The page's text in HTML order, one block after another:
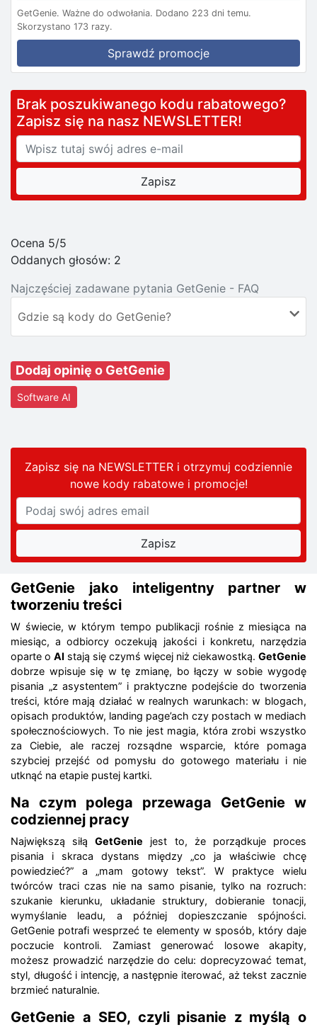
GetGenie. Ważne do odwołania. Dodano 223 dni temu.
Skorzystano 173 razy.
Sprawdź promocje
Brak poszukiwanego kodu rabatowego?
Zapisz się na nasz NEWSLETTER!
Ocena 5/5
Oddanych głosów: 2
Najczęściej zadawane pytania GetGenie - FAQ
Gdzie są kody do GetGenie?
Dodaj opinię o GetGenie
Software AI
Zapisz się na NEWSLETTER i otrzymuj codziennie
nowe kody rabatowei promocje!
GetGenie jako inteligentny partner w
tworzeniu treści
W świecie, w którym tempo publikacji rośnie z miesiąca na
miesiąc, a odbiorcy oczekują jakości i konkretu, narzędzia
oparte o AI stają się czymś więcej niż ciekawostką. GetGenie
dobrze wpisuje się w tę zmianę, bo łączy w sobie wygodę
pisania „z asystentem” i praktyczne podejście do tworzenia
treści, które mają działać w realnych warunkach: w blogach,
opisach produktów, landing page’ach czy postach w mediach
społecznościowych. To nie jest magia, która zrobi wszystko
za Ciebie, ale raczej rozsądne wsparcie, które pomaga
szybciej przejść od pomysłu do gotowego materiału i nie
utknąć na etapie pustej kartki.
Na czym polega przewaga GetGenie w
codziennej pracy
Największą siłąGetGenie jest to, że porządkuje proces
pisania i skraca dystans między „co ja właściwie chcę
powiedzieć?” a „mam gotowy tekst”. W praktyce wielu
twórców traci czas nie na samo pisanie, tylko na rozruch:
szukanie kierunku, układanie struktury, dobieranie tonacji,
wymyślanie leadu, a później dopieszczanie spójności.
GetGenie potrafi wesprzeć te elementy w sposób, który daje
poczucie kontroli. Zamiast generować losowe akapity,
możesz prowadzić narzędzie do celu: doprecyzować temat,
styl, długość i intencję, a następnie iterować, aż tekst zacznie
brzmieć naturalnie.
GetGenie a SEO, czyli pisanie z myślą o